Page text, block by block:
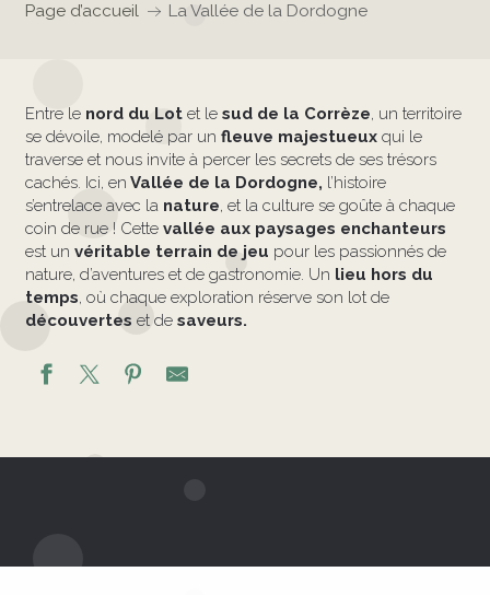
Page d’accueil La Vallée de la Dordogne
Entre le nord du Lotet le sud de la Corrèze, un territoire
se dévoile, modelé par un fleuve majestueuxqui le
traverse et nous invite à percer les secrets de ses trésors
cachés. Ici, en Vallée de la Dordogne, l’histoire
s’entrelace avec la nature, et la culture se goûte à chaque
coin de rue ! Cette vallée aux paysages enchanteurs
est un véritable terrain de jeu pour les passionnés de
nature, d’aventures et de gastronomie. Un lieu hors du
temps, où chaque exploration réserve son lot de
découvertes et de saveurs.